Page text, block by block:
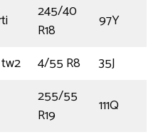
245/40
R18
97Y
4/55 R8
35J
255/55
R19
111Q